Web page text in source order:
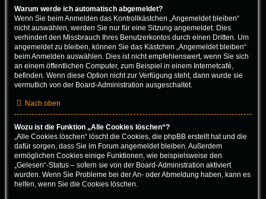
Warum werde ich automatisch abgemeldet?
Wenn Sie beim Anmelden das Kontrollkästchen „Angemeldet bleiben“
nicht auswählen, werden Sie nur für eine Sitzung angemeldet. Dies
verhindert den Missbrauch Ihres Benutzerkontos durch einen Dritten. Um
angemeldet zu bleiben, können Sie das Kästchen „Angemeldet bleiben“
beim Anmelden auswählen. Dies ist nicht empfehlenswert, wenn Sie sich
an einem öffentlichen Computer, zum Beispiel in einem Internetcafé,
befinden. Wenn diese Option nicht zur Verfügung steht, dann wurde sie
vermutlich von der Board-Administration ausgeschaltet.
Nach oben
Wozu ist die Funktion „Alle Cookies löschen“?
„Alle Cookies löschen“ löscht die Cookies, die phpBB erstellt hat und die
dafür sorgen, dass Sie im Forum angemeldet bleiben. Außerdem
ermöglichen Cookies einige Funktionen, wie beispielsweise den
„Gelesen“-Status – sofern sie von der Board-Administration aktiviert
wurden. Wenn Sie Probleme bei der An- oder Abmeldung haben, kann es
helfen, wenn Sie die Cookies löschen.